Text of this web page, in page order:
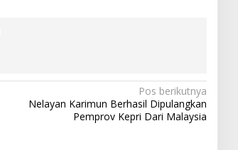
Pos berikutnya
Nelayan Karimun Berhasil Dipulangkan
Pemprov Kepri Dari Malaysia